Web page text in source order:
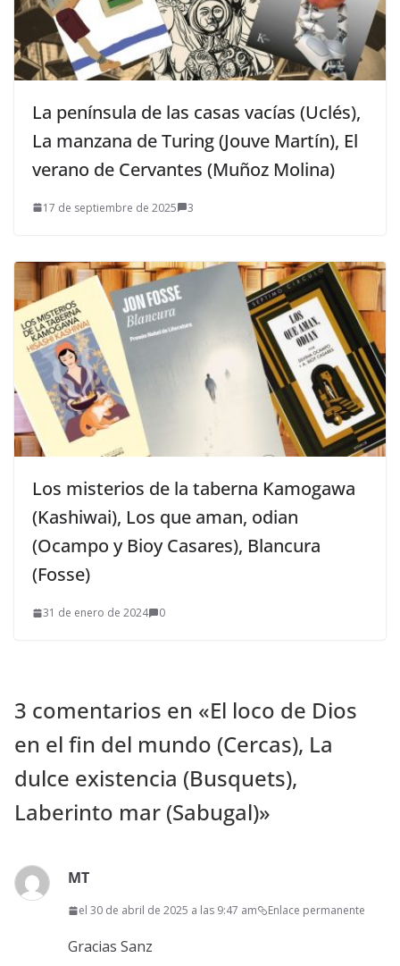
La península de las casas vacías (Uclés),
La manzana de Turing (Jouve Martín), El
verano de Cervantes (Muñoz Molina)
17 de septiembre de 2025 3
Los misterios de la taberna Kamogawa
(Kashiwai), Los que aman, odian
(Ocampo y Bioy Casares), Blancura
(Fosse)
31 de enero de 2024 0
3 comentarios en «El loco de Dios
en el fin del mundo (Cercas), La
dulce existencia (Busquets),
Laberinto mar (Sabugal)»
MT
el 30 de abril de 2025 a las 9:47 am Enlace permanente
Gracias Sanz